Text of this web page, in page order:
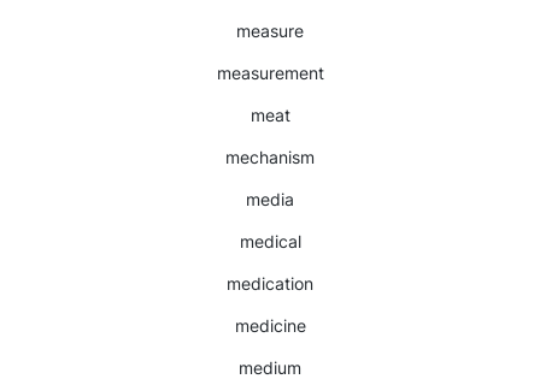
measure
measurement
meat
mechanism
media
medical
medication
medicine
medium